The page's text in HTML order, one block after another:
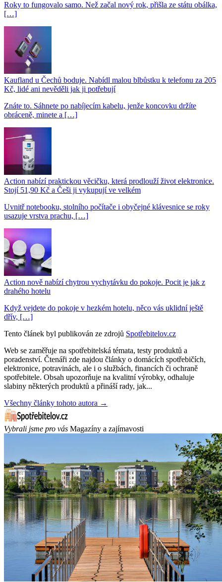
Roky to fungovalo samo. Než začal nový rok, přišla ze státu obálka,
[…]
Kaufland u Čechů boduje. Nabídl malou blbůstku k telefonu za 205
Kč, lidé ani nevěděli jak ji potřebují
Znáte to. Sáhnete po nabíjecím kabelu, jenže koncovku držíte
obráceně, minete a […]
Action nabízí praktickou věcičku, která prodlouží život elektronice.
Stojí 51,90 Kč a Češi ji vykupují ve velkém
Uvnitř notebooku, stolního počítače i obyčejné klávesnice se roky
usazuje vrstva prachu, […]
Action nově nabízí chytrou vychytávku do pokoje. Pocit je jak z
drahého hotelu
Když vejdete do pokoje v hezkém hotelu, něco vás uklidní ještě
dřív, […]
Tento článek byl publikován ze zdrojů Spotřebitelov.cz
Web se zaměřuje na spotřebitelská témata, testy produktů a
poradenství. Čtenáři zde najdou články o domácích spotřebičích,
elektronice, potravinách, ale i o službách, financích či ochraně
spotřebitele. Obsah upozorňuje na kvalitní výrobky, odhaluje
slabiny některých produktů a přináší rady, jak...
Všechny články tohoto autora →
Vybrali jsme pro vás Magazíny a zajímavosti